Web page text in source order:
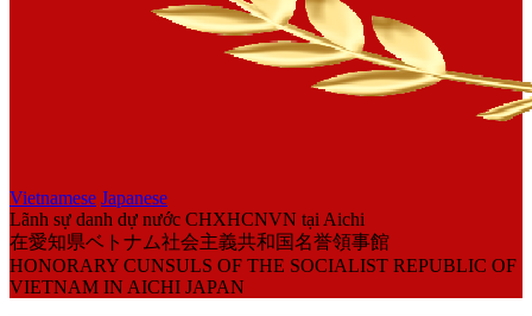
Vietnamese Japanese
Lãnh sự danh dự nước CHXHCNVN tại Aichi
在愛知県ベトナム社会主義共和国名誉領事館
HONORARY CUNSULS OF THE SOCIALIST REPUBLIC OF
VIETNAM IN AICHI JAPAN